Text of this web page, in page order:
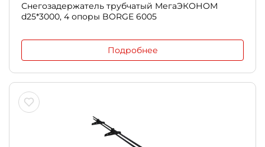
Снегозадержатель трубчатый МегаЭКОНОМ
d25*3000, 4 опоры BORGE 6005
Подробнее